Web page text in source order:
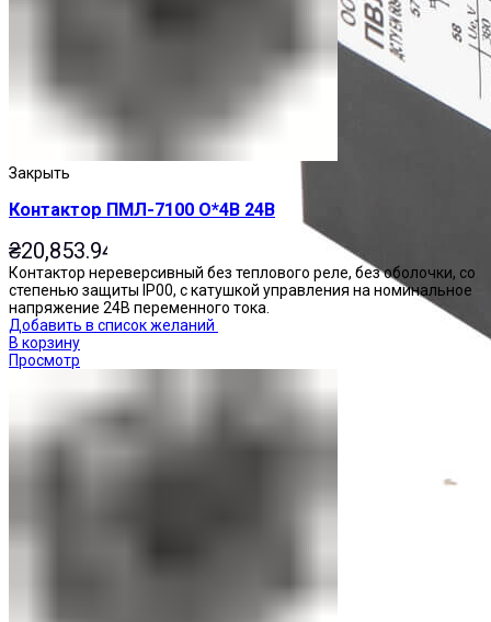
Закрыть
Контактор ПМЛ-7100 О*4В 24В
₴20,853.94
Контактор нереверсивный без теплового реле, без оболочки, со
степенью защиты IP00, с катушкой управления на номинальное
напряжение 24В переменного тока.
Добавить в список желаний
В корзину
Просмотр